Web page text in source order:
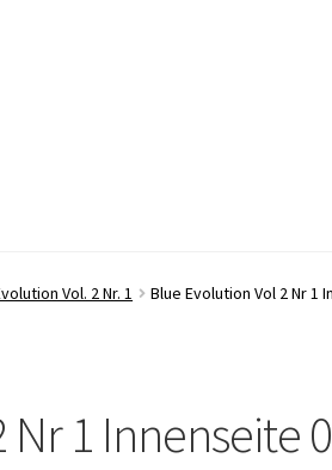
Vol. 2 Nr. 1 Blue Evolution Vol 2 Nr 1
1 Innenseite